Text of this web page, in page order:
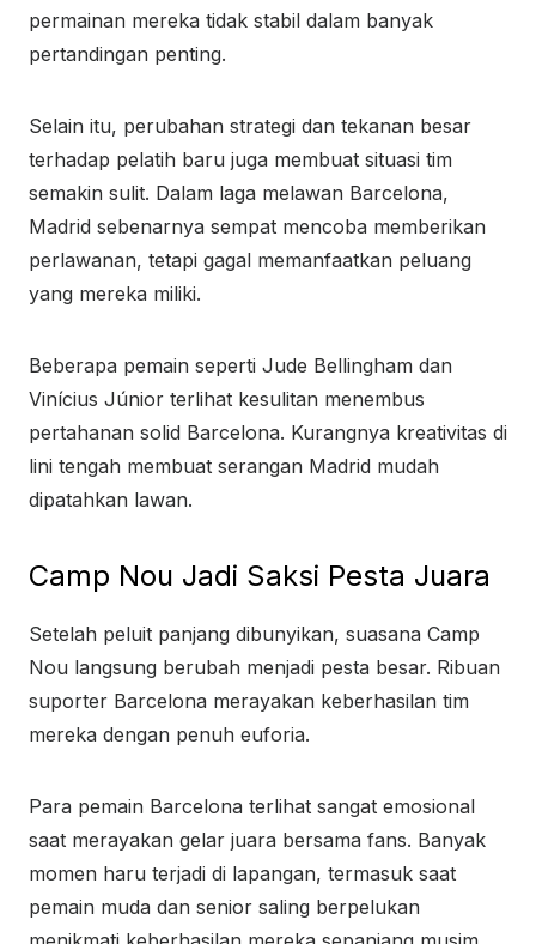
permainan mereka tidak stabil dalam banyak
pertandingan penting.
Selain itu, perubahan strategi dan tekanan besar
terhadap pelatih baru juga membuat situasi tim
semakin sulit. Dalam laga melawan Barcelona,
Madrid sebenarnya sempat mencoba memberikan
perlawanan, tetapi gagal memanfaatkan peluang
yang mereka miliki.
Beberapa pemain seperti Jude Bellingham dan
Vinícius Júnior terlihat kesulitan menembus
pertahanan solid Barcelona. Kurangnya kreativitas di
lini tengah membuat serangan Madrid mudah
dipatahkan lawan.
Camp Nou Jadi Saksi Pesta Juara
Setelah peluit panjang dibunyikan, suasana Camp
Nou langsung berubah menjadi pesta besar. Ribuan
suporter Barcelona merayakan keberhasilan tim
mereka dengan penuh euforia.
Para pemain Barcelona terlihat sangat emosional
saat merayakan gelar juara bersama fans. Banyak
momen haru terjadi di lapangan, termasuk saat
pemain muda dan senior saling berpelukan